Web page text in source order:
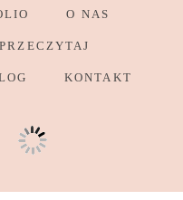
O NAS
PRZECZYTAJ
KONTAKT